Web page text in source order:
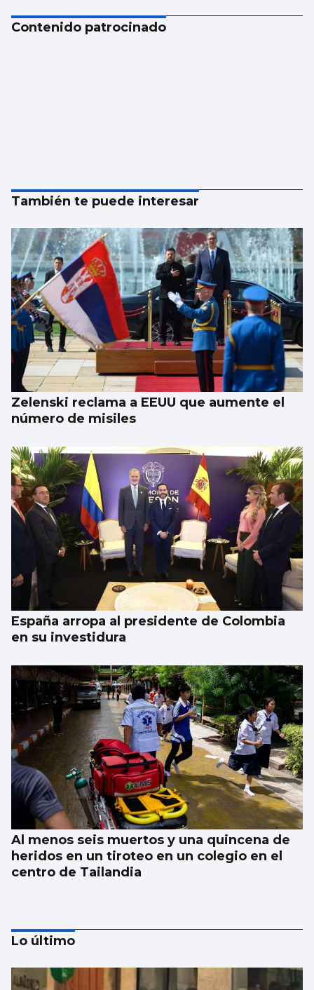
Contenido patrocinado
También te puede interesar
Zelenski reclama a EEUU que aumente el
número de misiles
España arropa al presidente de Colombia
en su investidura
Al menos seis muertos y una quincena de
heridos en un tiroteo en un colegio en el
centro de Tailandia
Lo último